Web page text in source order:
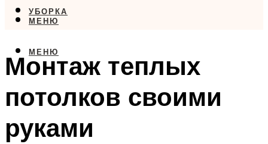
УБОРКА
МЕНЮ
МЕНЮ
Монтаж теплых
потолков своими
руками